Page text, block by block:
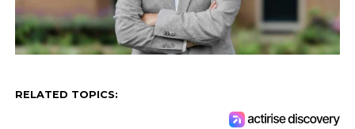
RELATED TOPICS: